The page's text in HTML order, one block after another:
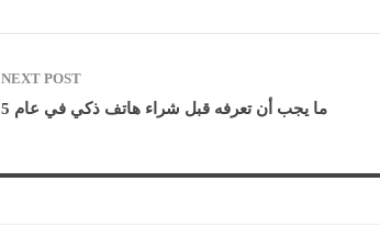
NEXT POST
ما يجب أن تعرفه قبل شراء هاتف ذكي في عام 2025